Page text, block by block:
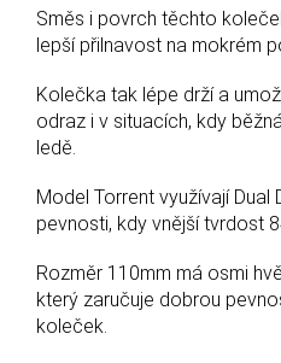
Směs i povrch těchto
lepší přilnavost na mokrém
Kolečka tak lépe drží a
odraz i v situacích, kdy
ledě.
Model Torrent využívají Dual
pevnosti, kdy vnější tvrdost
Rozměr 110mm má osmi
který zaručuje dobrou
koleček.